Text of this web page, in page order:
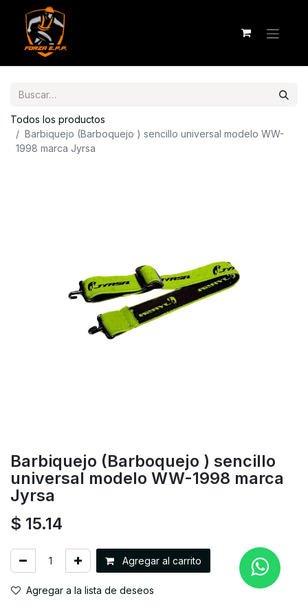
Todos los productos
Barbiquejo (Barboquejo ) sencillo universal modelo WW-
1998 marca Jyrsa
Barbiquejo (Barboquejo ) sencillo
universal modelo WW-1998 marca
Jyrsa
$ 15.14
Agregar al carrito
Agregar a la lista de deseos